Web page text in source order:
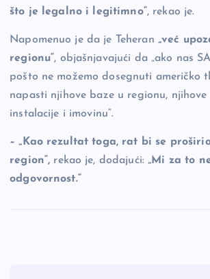
što je legalno i legitimno“, rekao je.
Napomenuo je da je Teheran „već
regionu“, objašnjavajući da „ako nas
pošto ne možemo dosegnuti američko
napasti njihove baze u regionu, njihove
instalacije i imovinu“.
– „Kao rezultat toga, rat bi se
region“, rekao je, dodajući: „Mi za to
odgovornost.“